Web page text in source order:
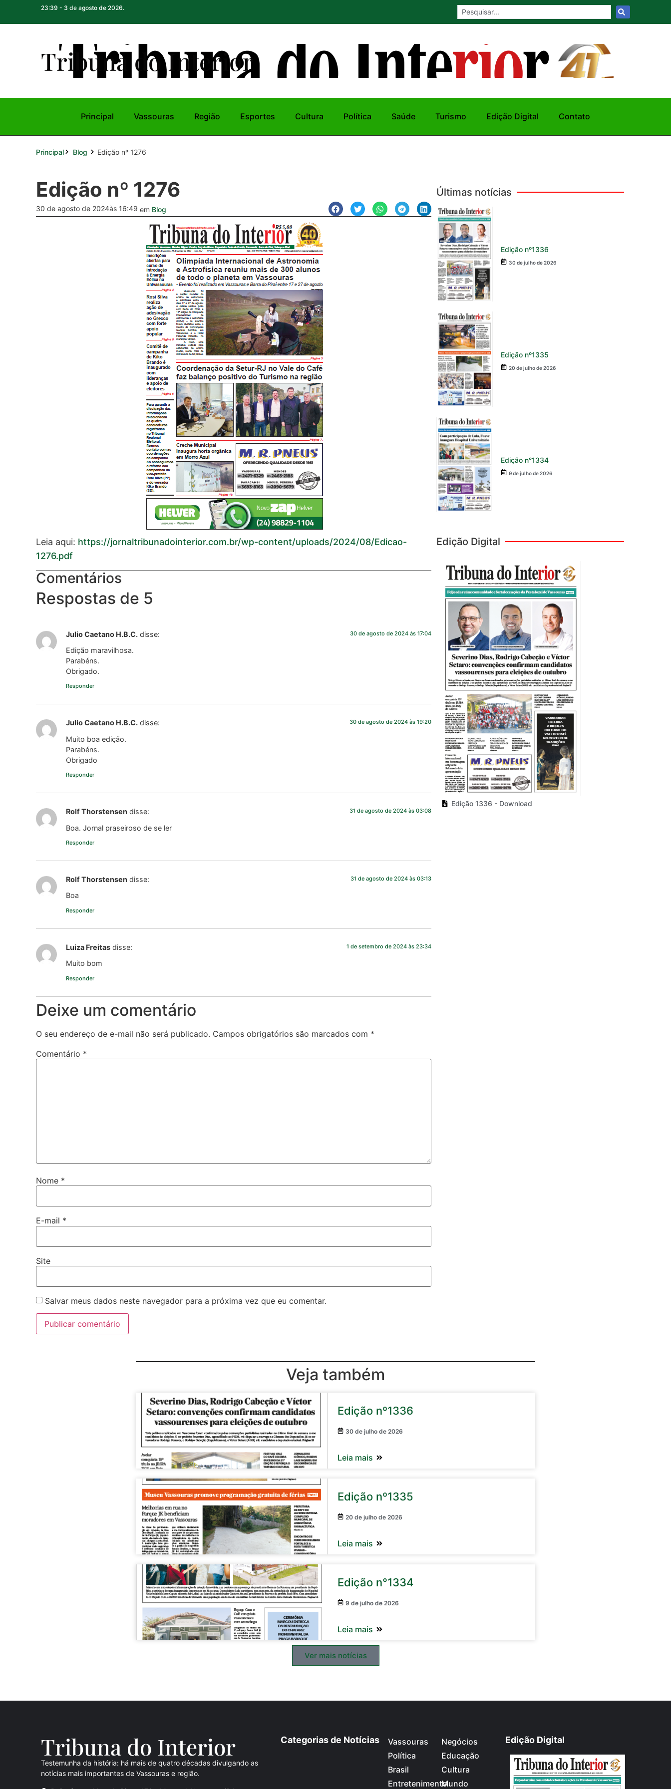
23:39 - 3 de agosto de 2026.
Tribuna do Interior
Principal Vassouras Região Esportes Cultura Política Saúde Turismo Edição Digital Contato
Principal Blog Edição nº 1276
Edição nº 1276
30 de agosto de 2024às 16:49 em Blog
Leia aqui: https://jornaltribunadointerior.com.br/wp-content/uploads/2024/08/Edicao-
1276.pdf
Comentários
Respostas de 5
Julio Caetano H.B.C. disse: 30 de agosto de 2024 às 17:04
Edição maravilhosa.
Parabéns.
Obrigado.
Responder
Julio Caetano H.B.C. disse: 30 de agosto de 2024 às 19:20
Muito boa edição.
Parabéns.
Obrigado
Responder
Rolf Thorstensen disse: 31 de agosto de 2024 às 03:08
Boa. Jornal praseiroso de se ler
Responder
Rolf Thorstensen disse: 31 de agosto de 2024 às 03:13
Boa
Responder
Luiza Freitas disse: 1 de setembro de 2024 às 23:34
Muito bom
Responder
Deixe um comentário
O seu endereço de e-mail não será publicado. Campos obrigatórios são marcados com *
Comentário *
Nome *
E-mail *
Site
Salvar meus dados neste navegador para a próxima vez que eu comentar.
Últimas notícias
Edição nº1336
30 de julho de 2026
Edição nº1335
20 de julho de 2026
Edição n°1334
9 de julho de 2026
Edição Digital
Edição 1336 - Download
Veja também
Edição nº1336
30 de julho de 2026
Leia mais
Edição nº1335
20 de julho de 2026
Leia mais
Edição n°1334
9 de julho de 2026
Leia mais
Ver mais notícias
Tribuna do Interior
Testemunha da história: há mais de quatro décadas divulgando as
notícias mais importantes de Vassouras e região.
Categorias de Notícias
Vassouras
Política
Brasil
Entretenimento
Negócios
Educação
Cultura
Mundo
Edição Digital